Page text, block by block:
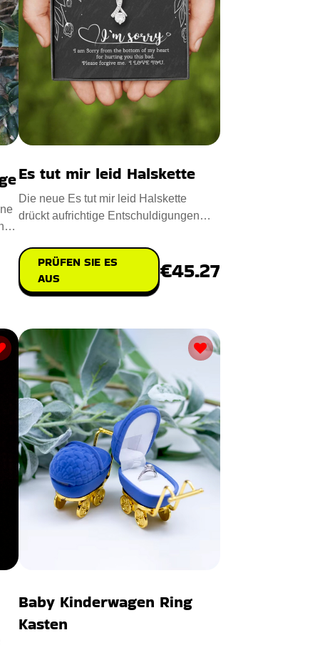
Es tut mir leid Halskette
Die neue Es tut mir leid Halskette
drückt aufrichtige Entschuldigungen
PRÜFEN SIE ES
AUS
€45.27
Baby Kinderwagen Ring
Kasten